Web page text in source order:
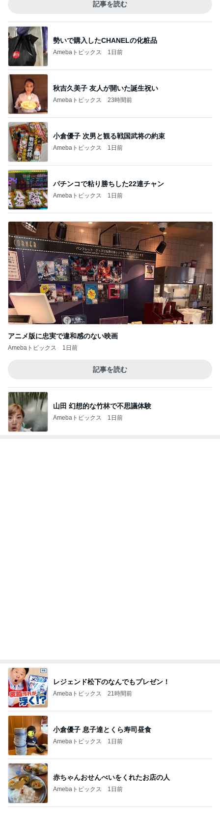
記事を読む
勢いで購入したCHANELの化粧品
Amebaトピックス 1日前
秋吉久美子 友人が開いた誕生祝い
Amebaトピックス 23時間前
小倉優子 次男と観る戦国武将の約束
Amebaトピックス 1日前
パチンコで粘り勝ちした22連チャン
Amebaトピックス 1日前
アニメ版に忠実で違和感のない映画
Amebaトピックス 1日前
記事を読む
山田 幻想的な竹林で不思議体験
Amebaトピックス 1日前
堀ちえみ 最近スニーカーばかりの訳